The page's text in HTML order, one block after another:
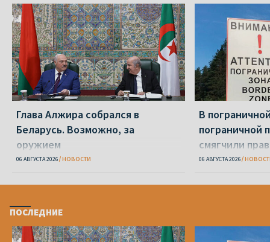
Глава Алжира собрался в
Беларусь. Возможно, за
оружием
06 АВГУСТА 2026 НОВОСТИ
В
пограничной
смягчили
06 АВГУСТА 2026
ПОСЛЕДНИЕ